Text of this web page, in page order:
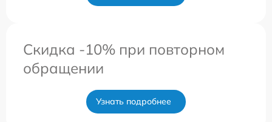
Скидка -10% при повторном
обращении
Узнать подробнее